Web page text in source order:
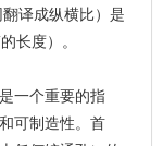
译成纵横比）是
长度）。
一个重要的指
可制造性。首